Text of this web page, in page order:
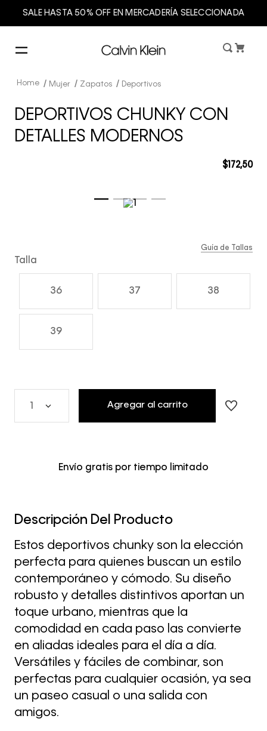
SALE HASTA 50% OFF EN MERCADERÍA SELECCIONADA
Mujer Zapatos Deportivos
DEPORTIVOS CHUNKY CON
DETALLES MODERNOS
$172,50
Talla
36 37 38
39
Guía de Tallas
Agregar al carrito
Envío gratis por tiempo limitado
Descripción Del Producto
Estos deportivos chunky son la elección
perfecta para quienes buscan un estilo
contemporáneo y cómodo. Su diseño
robusto y detalles distintivos aportan un
toque urbano, mientras que la
comodidad en cada paso las convierte
en aliadas ideales para el día a día.
Versátiles y fáciles de combinar, son
perfectas para cualquier ocasión, ya sea
un paseo casual o una salida con
amigos.